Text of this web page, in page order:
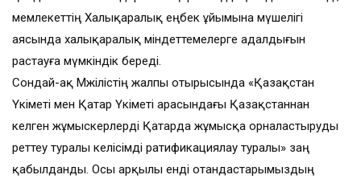
мемлекеттің Халықаралық еңбек ұйымына мүшелігі
аясында халықаралық міндеттемелерге адалдығын
растауға мүмкіндік береді.
Сондай-ақ Мәжілістің жалпы отырысында «Қазақстан
Үкіметі мен Қатар Үкіметі арасындағы Қазақстаннан
келген жұмыскерлерді Қатарда жұмысқа орналастыруды
реттеу туралы келісімді ратификациялау туралы» заң
қабылданды. Осы арқылы енді отандастарымыздың